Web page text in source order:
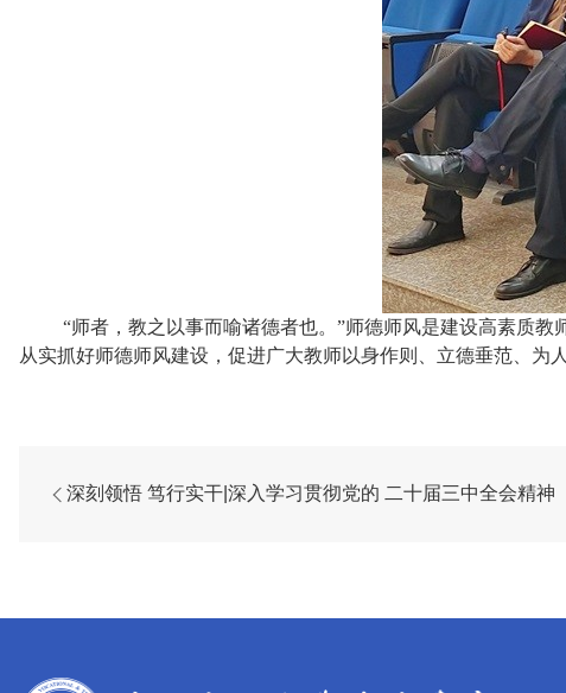
“师者，教之以事而喻诸德者也。”师德师风是建设高素质
从实抓好师德师风建设，促进广大教师以身作则、立德垂范、为
深刻领悟 笃行实干|深入学习贯彻党的 二十届三中全会精神